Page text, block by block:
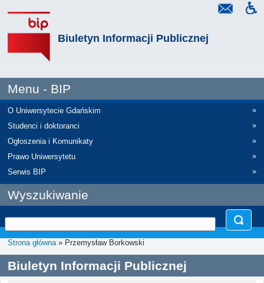
Biuletyn Informacji Publicznej
Menu - BIP
O Uniwersytecie Gdańskim
»
Studenci i doktoranci
»
Ogłoszenia i Komunikaty
»
Prawo Uniwersytetu
»
Serwis BIP
»
Wyszukiwanie
Strona główna» Przemysław Borkowski
Biuletyn Informacji Publicznej